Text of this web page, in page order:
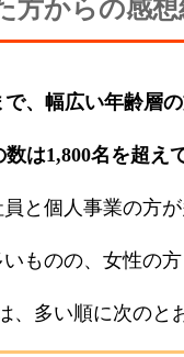
方からの感想
、幅広い年齢層
は1,800名を超え
と個人事業の方が
ものの、女性の方
、多い順に次のと